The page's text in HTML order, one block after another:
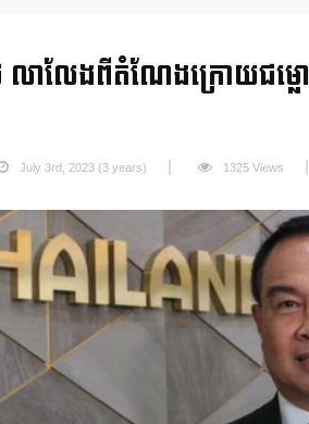
លែងពីតំណែងក្រោយជម្លោះក្
July 3rd, 2023 (3 years) 1325 Views